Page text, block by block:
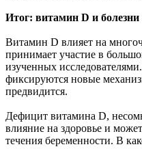
Итог: витамин D и болезни
Витамин D влияет на
принимает участие в
изученных
фиксируются новые
предвидится.
Дефицит витамина D,
влияние на здоровье и
течения беременности. В